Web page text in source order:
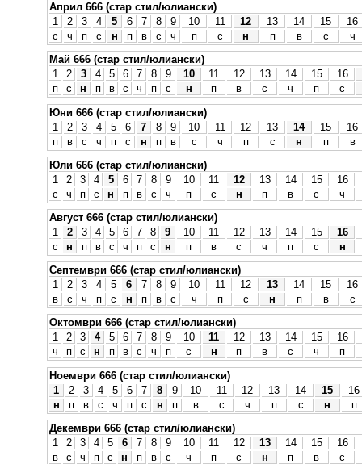
Април 666 (стар стил/юлиански)
1
2 3 4 5 6 7 8 9 10 11 12 13 14 15
16
с
ч п с н п в с ч п с н п в с
ч
Май 666 (стар стил/юлиански)
1
2 3 4 5 6 7 8 9 10 11 12 13 14 15
16
п
с н п в с ч п с н п в с ч п
с
Юни 666 (стар стил/юлиански)
1
2 3 4 5 6 7 8 9 10 11 12 13 14 15
16
п
в с ч п с н п в с ч п с н п
в
Юли 666 (стар стил/юлиански)
1
2 3 4 5 6 7 8 9 10 11 12 13 14 15
16
с
ч п с н п в с ч п с н п в с
ч
Август 666 (стар стил/юлиански)
1
2 3 4 5 6 7 8 9 10 11 12 13 14 15
16
с
н п в с ч п с н п в с ч п с
н
Септември 666 (стар стил/юлиански)
1
2 3 4 5 6 7 8 9 10 11 12 13 14 15
16
в
с ч п с н п в с ч п с н п в
с
Октомври 666 (стар стил/юлиански)
1
2 3 4 5 6 7 8 9 10 11 12 13 14 15
16
ч
п с н п в с ч п с н п в с ч
п
Ноември 666 (стар стил/юлиански)
1
2 3 4 5 6 7 8 9 10 11 12 13 14 15
16
н
п в с ч п с н п в с ч п с н
п
Декември 666 (стар стил/юлиански)
1
2 3 4 5 6 7 8 9 10 11 12 13 14 15
16
в
с ч п с н п в с ч п с н п в
с